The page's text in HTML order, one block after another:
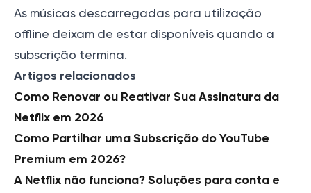
As músicas descarregadas para utilização
offline deixam de estar disponíveis quando a
subscrição termina.
Artigos relacionados
Como Renovar ou Reativar Sua Assinatura da
Netflix em 2026
Como Partilhar uma Subscrição do YouTube
Premium em 2026?
A Netflix não funciona? Soluções para conta e